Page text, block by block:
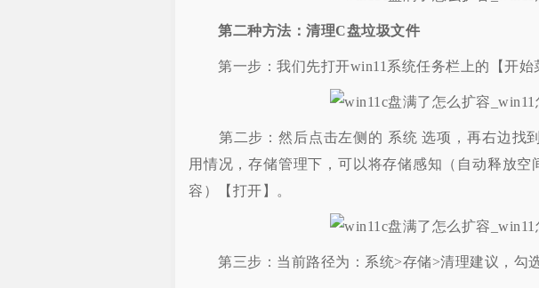
第二种方法：清理C盘垃圾文件
第一步：我们先打开win11系统任务栏上的【开始
第二步：然后点击左侧的 系统 选项，再右边找
用情况，存储管理下，可以将存储感知（自动释放
容）【打开】。
第三步：当前路径为：系统>存储>清理建议，勾选